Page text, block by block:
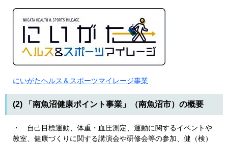
にいがたヘルス＆スポーツマイレージ事業
(2) 「南魚沼健康ポイント事業」（南魚沼市）の概要
・ 自己目標運動、体重・血圧測定、運動に関するイベントや
教室、健康づくりに関する講演会や研修会等の参加、健（検）